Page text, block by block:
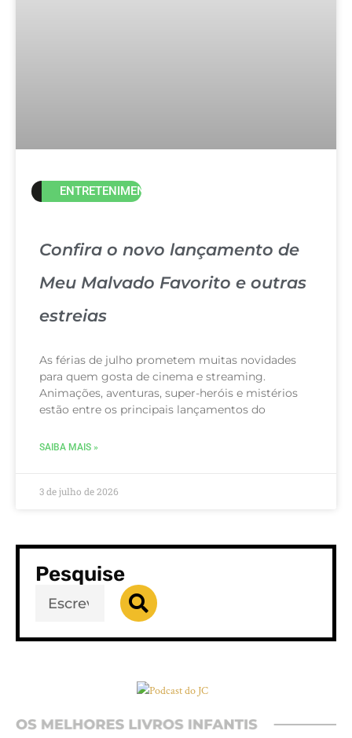
ENTRETENIMENTO
Confira o novo lançamento de
Meu Malvado Favorito e outras
estreias
As férias de julho prometem muitas novidades
para quem gosta de cinema e streaming.
Animações, aventuras, super-heróis e mistérios
estão entre os principais lançamentos do
SAIBA MAIS »
3 de julho de 2026
Pesquise